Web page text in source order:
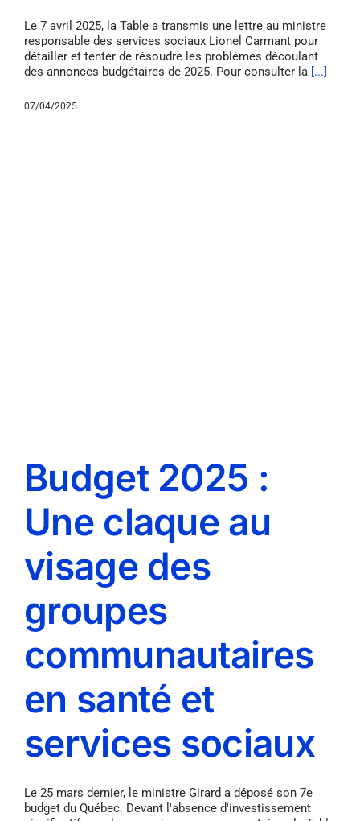
Le 7 avril 2025, la Table a transmis une lettre au ministre
responsable des services sociaux Lionel Carmant pour
détailler et tenter de résoudre les problèmes découlant
des annonces budgétaires de 2025. Pour consulter la [...]
07/04/2025
Budget 2025 :
Une claque au
visage des
groupes
communautaires
en santé et
services sociaux
Le 25 mars dernier, le ministre Girard a déposé son 7e
budget du Québec. Devant l'absence d'investissement